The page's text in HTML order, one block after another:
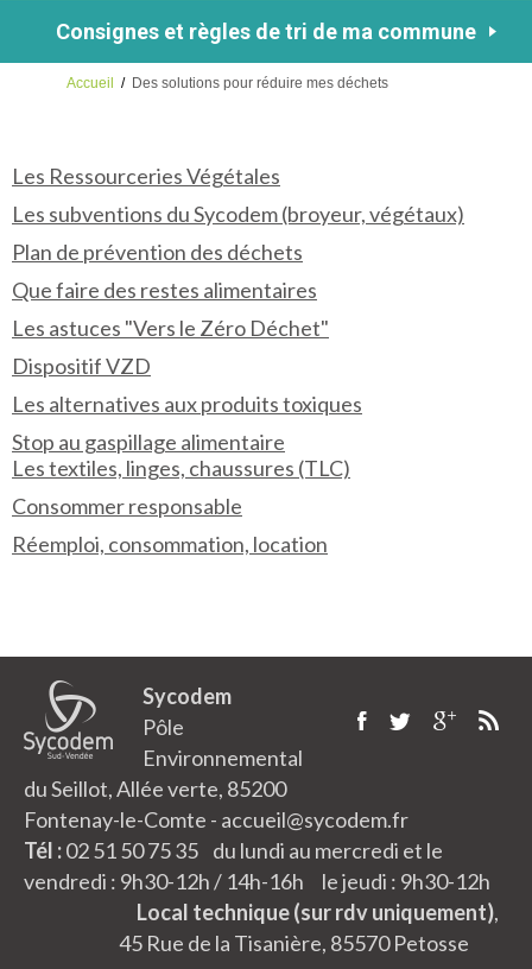
Consignes et règles de tri de ma commune
Accueil / Des solutions pour réduire mes déchets
Les Ressourceries Végétales
Les subventions du Sycodem (broyeur, végétaux)
Plan de prévention des déchets
Que faire des restes alimentaires
Les astuces "Vers le Zéro Déchet"
Dispositif VZD
Les alternatives aux produits toxiques
Stop au gaspillage alimentaire
Les textiles, linges, chaussures (TLC)
Consommer responsable
Réemploi, consommation, location
Sycodem
Pôle
Environnemental
du Seillot, Allée verte, 85200
Fontenay-le-Comte - accueil@sycodem.fr
Tél :02 51 50 75 35 du lundi au mercredi et le
vendredi : 9h30-12h / 14h-16h le jeudi : 9h30-12h
Local technique (sur rdv uniquement),
45 Rue de la Tisanière, 85570 Petosse